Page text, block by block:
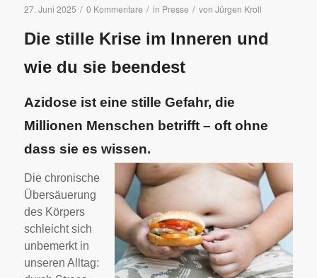
27. Juni 2025 / 0 Kommentare / in Presse / von Jürgen Kroll
Die stille Krise im Inneren und
wie du sie beendest
Azidose ist eine stille Gefahr, die
Millionen Menschen betrifft – oft ohne
dass sie es wissen.
Die chronische
Übersäuerung
des Körpers
schleicht sich
unbemerkt in
unseren Alltag: